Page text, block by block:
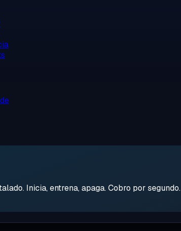
Inicia, entrena, apaga. Cobro por segundo.